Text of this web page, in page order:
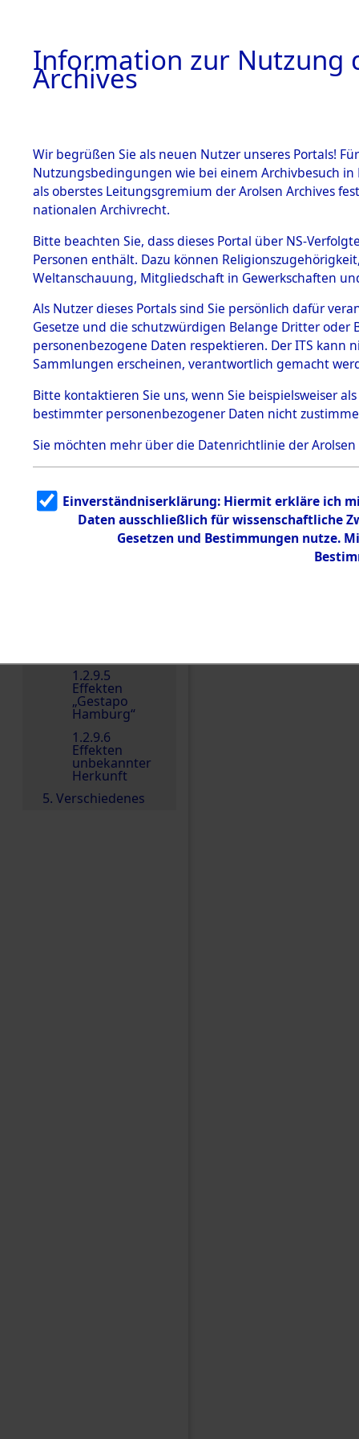
BESTÄNDE
1.
Inhaftierungsdoku
mente
1.2.9 Beim ITS
Effekten
1.2.9.1
Effekten aus
dem KZ
Dachau
1.2.9.2
Effekten aus
dem KZ
Bayerisches
Dokument
e
1.2.9.5
Effekten
„Gestapo
Hamburg“
1.2.9.6
Effekten
unbekannter
Herkunft
5. Verschiedenes
0004
Einen Kommentar
Information zur Nutzung
Archives
Wir begrüßen Sie als neuen Nutzer unseres Portals!
Nutzungsbedingungen wie bei einem Archivbesuch
als oberstes Leitungsgremium der Arolsen Archives
nationalen Archivrecht.
Bitte beachten Sie, dass dieses Portal über NS-
Personen enthält. Dazu können
Weltanschauung, Mitgliedschaft in Gewerkschaften
Als Nutzer dieses Portals sind Sie persönlich dafür
Gesetze und die schutzwürdigen Belange Dritter
personenbezogene Daten respektieren. Der ITS
Sammlungen erscheinen, verantwortlich gemacht
Bitte kontaktieren Sie uns, wenn Sie beispielsweiser
bestimmter personenbezogener Daten nicht
Sie möchten mehr über die Datenrichtlinie der Arolsen
Einverständniserklärung: Hiermit erkläre ich
Daten ausschließlich für wissenschaftliche
Gesetzen und Bestimmungen nutze.